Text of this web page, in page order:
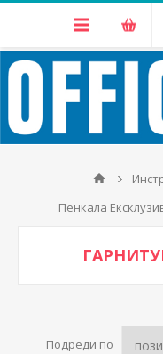
Пенкала
Подреди по